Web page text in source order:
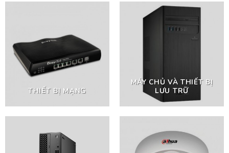
THIẾT BỊ MẠNG
MÁY CHỦ VÀ THIẾT BỊ
LƯU TRỮ